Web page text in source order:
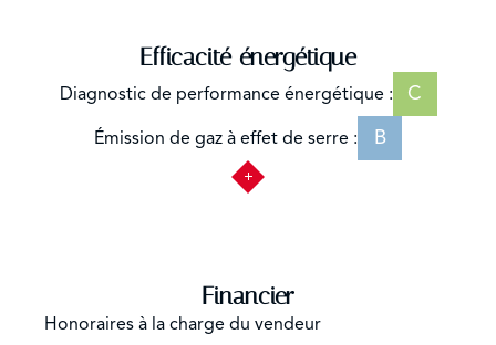
Efficacité énergétique
Diagnostic de performance énergétique : C
Émission de gaz à effet de serre : B
Financier
Honoraires à la charge du vendeur